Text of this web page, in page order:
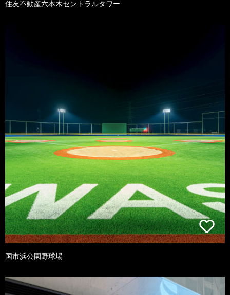
住友不動産六本木セントラルタワー
国市浜公園野球場